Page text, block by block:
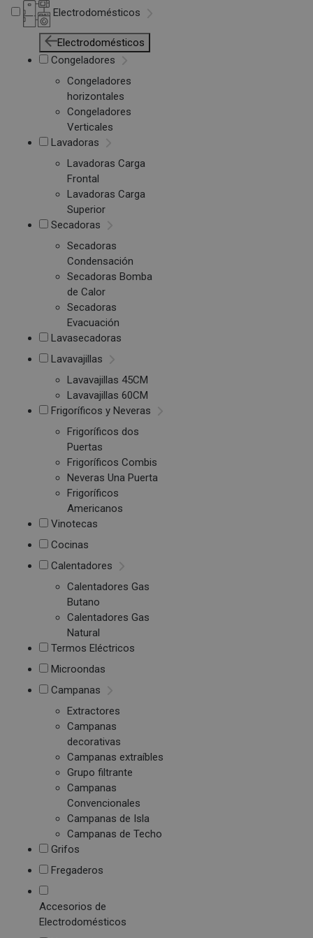
Electrodomésticos
Electrodomésticos
Congeladores
Congeladores
horizontales
Congeladores
Verticales
Lavadoras
Lavadoras Carga
Frontal
Lavadoras Carga
Superior
Secadoras
Secadoras
Condensación
Secadoras Bomba
de Calor
Secadoras
Evacuación
Lavasecadoras
Lavavajillas
Lavavajillas 45CM
Lavavajillas 60CM
Frigoríficos y Neveras
Frigoríficos dos
Puertas
Frigoríficos Combis
Neveras Una Puerta
Frigoríficos
Americanos
Vinotecas
Cocinas
Calentadores
Calentadores Gas
Butano
Calentadores Gas
Natural
Termos Eléctricos
Microondas
Campanas
Extractores
Campanas
decorativas
Campanas extraíbles
Grupo filtrante
Campanas
Convencionales
Campanas de Isla
Campanas de Techo
Grifos
Fregaderos
Accesorios de
Electrodomésticos